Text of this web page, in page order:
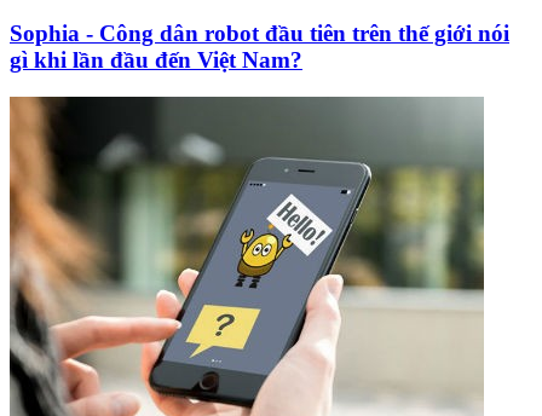
Sophia - Công dân robot đầu tiên trên thế giới nói
gì khi lần đầu đến Việt Nam?